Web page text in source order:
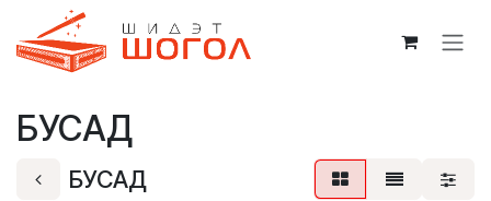
Skip to Content
БУСАД
БУСАД